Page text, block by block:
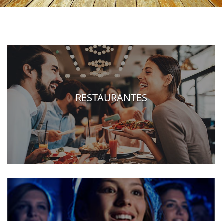
RESTAURANTES